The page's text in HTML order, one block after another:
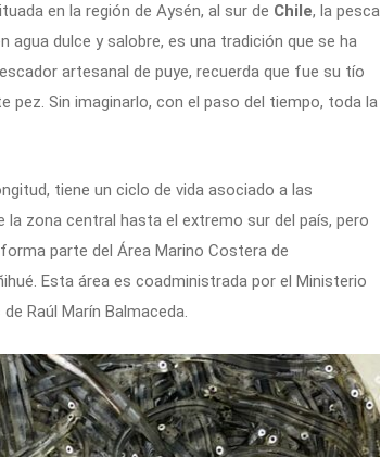
en la región de Aysén, al sur de Chile, la pesca
agua dulce y salobre, es una tradición que se ha
artesanal de puye, recuerda que fue su tío
pez. Sin imaginarlo, con el paso del tiempo, toda la
tiene un ciclo de vida asociado a las
la zona central hasta el extremo sur del país, pero
parte del Área Marino Costera de
Esta área es coadministrada por el Ministerio
Raúl Marín Balmaceda.